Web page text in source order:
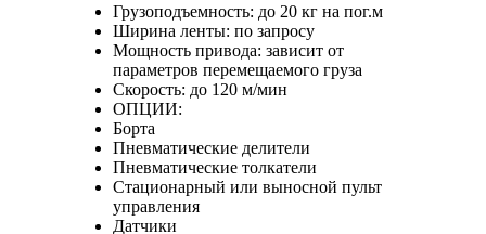
Грузоподъемность: до 20 кг на пог.м
Ширина ленты: по запросу
Мощность привода: зависит от
параметров перемещаемого груза
Скорость: до 120 м/мин
ОПЦИИ:
Борта
Пневматические делители
Пневматические толкатели
Стационарный или выносной пульт
управления
Датчики